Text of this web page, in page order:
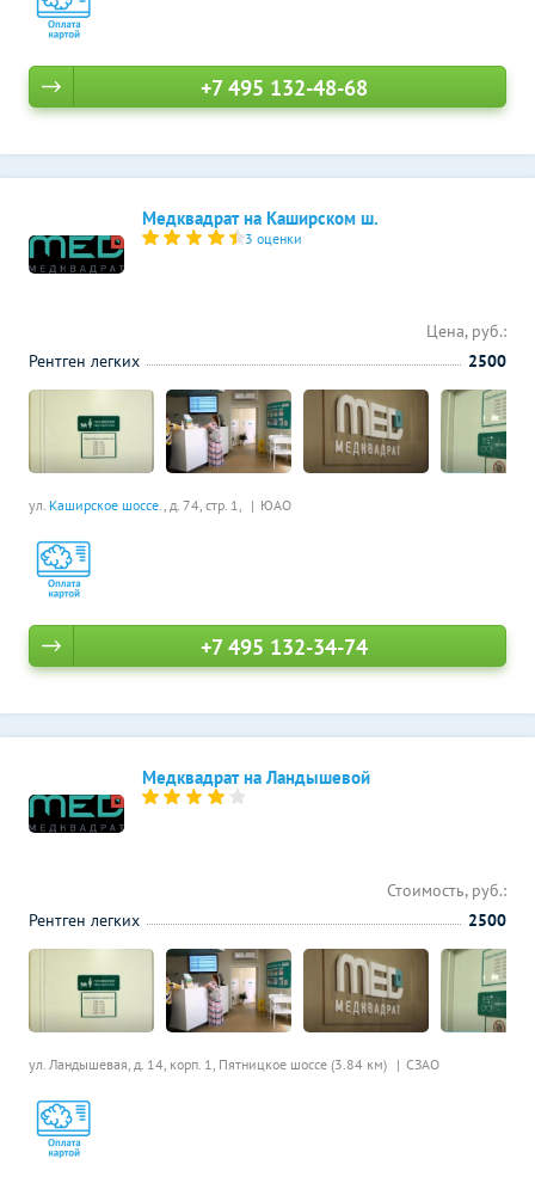
+7 495 132-48-68
Медквадрат на Каширском ш.
3 оценки
ул. Каширское шоссе., д. 74, стр. 1, ЮАО
Цена, руб.:
Рентген легких
2500
+7 495 132-34-74
Медквадрат на Ландышевой
ул. Ландышевая, д. 14, корп. 1, Пятницкое шоссе (3.84 км) СЗАО
Стоимость, руб.:
Рентген легких
2500